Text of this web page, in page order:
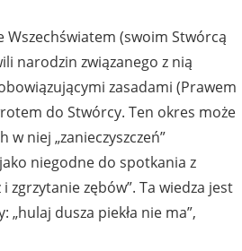
Wszechświatem (swoim Stwórcą
narodzin związanego z nią
zasadami (Prawem
do Stwórcy. Ten okres może
niej „zanieczyszczeń”
niegodne do spotkania z
zgrzytanie zębów”. Ta wiedza jest
dusza piekła nie ma”,